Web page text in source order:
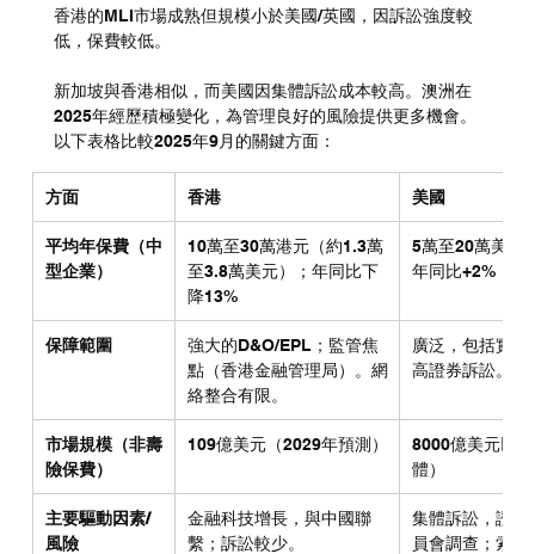
香港的MLI市場成熟但規模小於美國/英國，因訴訟強度較
低，保費較低。
新加坡與香港相似，而美國因集體訴訟成本較高。澳洲在
2025年經歷積極變化，為管理良好的風險提供更多機會。
以下表格比較2025年9月的關鍵方面：
方面 香港 美國
平均年保費（中
型企業）
10萬至30萬港元（約1.3萬
至3.8萬美元）；年同比下
降13%
5萬至20萬美元
年同比+2%
保障範圍
強大的D&O/EPL；監管焦
點（香港金融管理局）。網
絡整合有限。
廣泛，包括實體
高證券訴訟。
市場規模（非壽
險保費）
109億美元（2029年預測）
8000億美元以
體）
主要驅動因素/
風險
金融科技增長，與中國聯
繫；訴訟較少。
集體訴訟，證券
員會調查；索賠